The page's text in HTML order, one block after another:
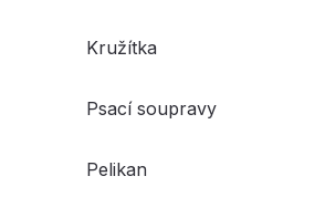
Kružítka
Psací soupravy
Pelikan